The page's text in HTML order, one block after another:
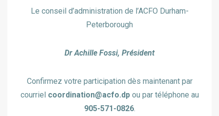
Le conseil d’administration de l’ACFO Durham-
Peterborough
Dr Achille Fossi, Président
Confirmez votre participation dès maintenant par
courriel coordination@acfo.dp ou par téléphone au
905-571-0826.